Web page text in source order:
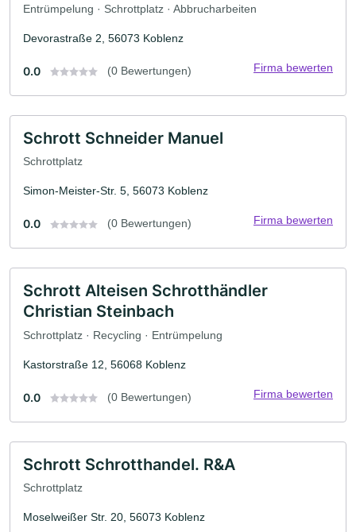
Entrümpelung · Schrottplatz · Abbrucharbeiten
Devorastraße 2, 56073 Koblenz
0.0 (0 Bewertungen) Firma bewerten
Schrott Schneider Manuel
Schrottplatz
Simon-Meister-Str. 5, 56073 Koblenz
0.0 (0 Bewertungen) Firma bewerten
Schrott Alteisen Schrotthändler
Christian Steinbach
Schrottplatz · Recycling · Entrümpelung
Kastorstraße 12, 56068 Koblenz
0.0 (0 Bewertungen) Firma bewerten
Schrott Schrotthandel. R&A
Schrottplatz
Moselweißer Str. 20, 56073 Koblenz